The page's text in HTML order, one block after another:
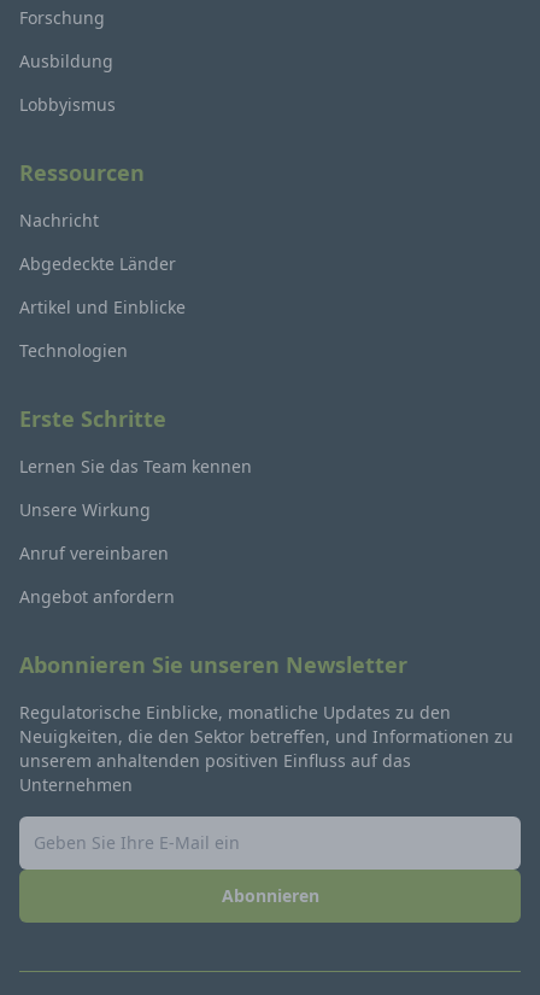
Forschung
Ausbildung
Lobbyismus
Ressourcen
Nachricht
Abgedeckte Länder
Artikel und Einblicke
Technologien
Erste Schritte
Lernen Sie das Team kennen
Unsere Wirkung
Anruf vereinbaren
Angebot anfordern
Abonnieren Sie unseren Newsletter
Regulatorische Einblicke, monatliche Updates zu den
Neuigkeiten, die den Sektor betreffen, und Informationen zu
unserem anhaltenden positiven Einfluss auf das
Unternehmen
Abonnieren